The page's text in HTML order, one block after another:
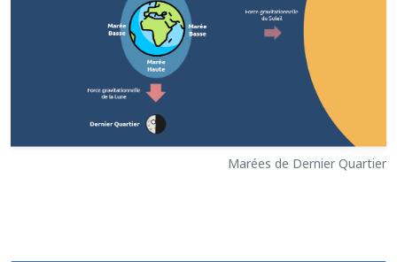
Marées de Dernier Quartier